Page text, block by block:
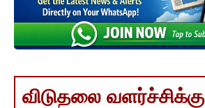
விடுதலை வளர்ச்சிக்கு